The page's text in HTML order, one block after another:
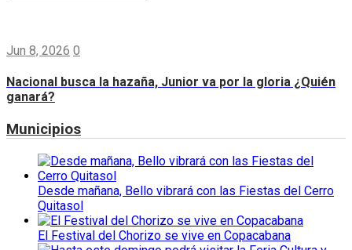
Jun 8, 2026 0
Nacional busca la hazaña, Junior va por la gloria ¿Quién
ganará?
Municipios
Desde mañana, Bello vibrará con las Fiestas del Cerro
Quitasol
El Festival del Chorizo se vive en Copacabana